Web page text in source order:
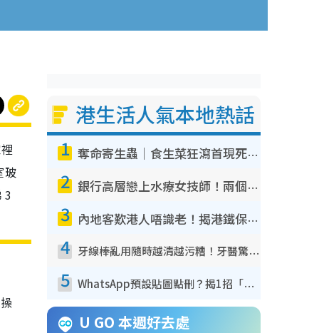
玻
3
港生活人氣本地熱話
1 奪命寄生蟲｜食生菜狂瀉首現死者！疫潮惡化錄1.8萬宗病例 揭洗菜3大謬誤
2 銀行高層戀上水療女技師！兩個月借128萬驚覺「沉船」沉落火海 揭背後疑似邪教操控賣淫
3 內地客歎港人唔識老！揭港鐵保鮮級冷氣 港人求放過：咪投訴
4 牙線棒亂用隨時越清越污糟！牙醫驚揭盲目過戶細菌恐致蛀牙：呢種先係日常真保養
5 WhatsApp預設貼圖點刪？揭1招「反向操作」還原簡潔介面 附3步實測教學
U GO 本週好去處